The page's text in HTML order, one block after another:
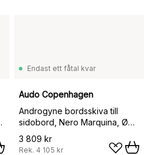
Endast ett fåtal kvar
Audo Copenhagen
Androgyne bordsskiva till
sidobord, Nero Marquina, Ø65
cm
3 809 kr
Rek. 4 105 kr